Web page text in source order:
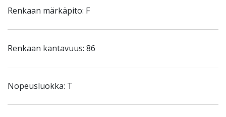
Renkaan märkäpito: F
Renkaan kantavuus: 86
Nopeusluokka: T